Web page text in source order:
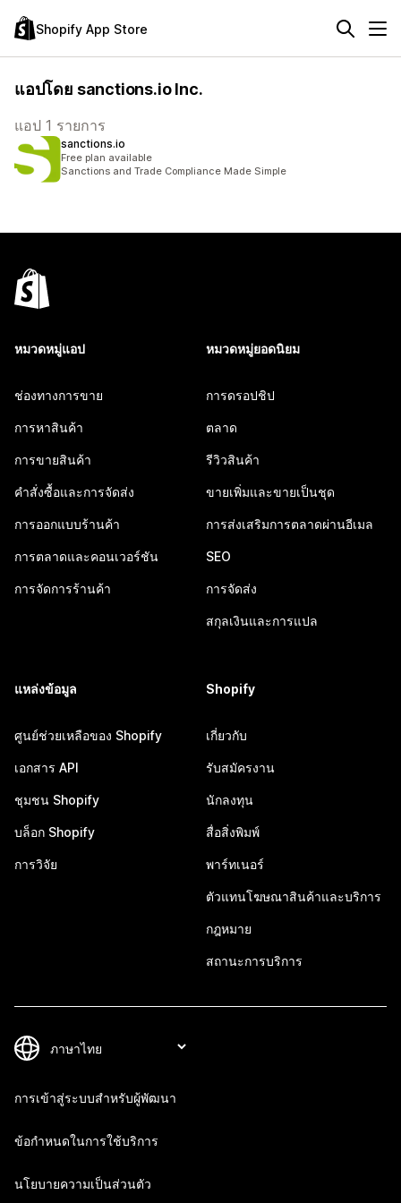
Shopify App Store
แอปโดย sanctions.io Inc.
แอป 1 รายการ
sanctions.io
Free plan available
Sanctions and Trade Compliance Made Simple
หมวดหมู่แอป
ช่องทางการขาย
การหาสินค้า
การขายสินค้า
คำสั่งซื้อและการจัดส่ง
การออกแบบร้านค้า
การตลาดและคอนเวอร์ชัน
การจัดการร้านค้า
หมวดหมู่ยอดนิยม
การดรอปชิป
ตลาด
รีวิวสินค้า
ขายเพิ่มและขายเป็นชุด
การส่งเสริมการตลาดผ่านอีเมล
SEO
การจัดส่ง
สกุลเงินและการแปล
แหล่งข้อมูล
ศูนย์ช่วยเหลือของ Shopify
เอกสาร API
ชุมชน Shopify
บล็อก Shopify
การวิจัย
Shopify
เกี่ยวกับ
รับสมัครงาน
นักลงทุน
สื่อสิ่งพิมพ์
พาร์ทเนอร์
ตัวแทนโฆษณาสินค้าและบริการ
กฎหมาย
สถานะการบริการ
การเข้าสู่ระบบสำหรับผู้พัฒนา
ข้อกำหนดในการใช้บริการ
นโยบายความเป็นส่วนตัว